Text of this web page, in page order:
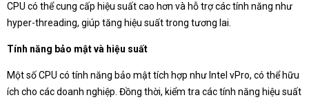
CPU có thể cung cấp hiệu suất cao hơn và hỗ trợ các tính năng như
hyper-threading, giúp tăng hiệu suất trong tương lai.
Tính năng bảo mật và hiệu suất
Một số CPU có tính năng bảo mật tích hợp như Intel vPro, có thể hữu
ích cho các doanh nghiệp. Đồng thời, kiểm tra các tính năng hiệu suất